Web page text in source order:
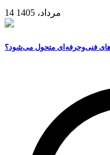
14 مرداد، 1405
فنی‌وحرفه‌ای متحول می‌شود؟